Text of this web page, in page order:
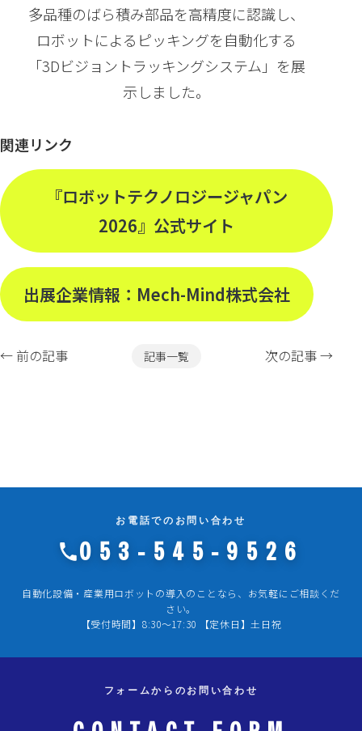
多品種のばら積み部品を高精度に認識し、
ロボットによるピッキングを自動化する
「3Dビジョントラッキングシステム」を展
示しました。
関連リンク
『ロボットテクノロジージャパン
2026』公式サイト
出展企業情報：Mech-Mind株式会社
← 前の記事 記事一覧 次の記事 →
お電話でのお問い合わせ
053-545-9526
自動化設備・産業用ロボットの導入のことなら、お気軽にご相談くだ
さい。
【受付時間】8:30～17:30 【定休日】土日祝
フォームからのお問い合わせ